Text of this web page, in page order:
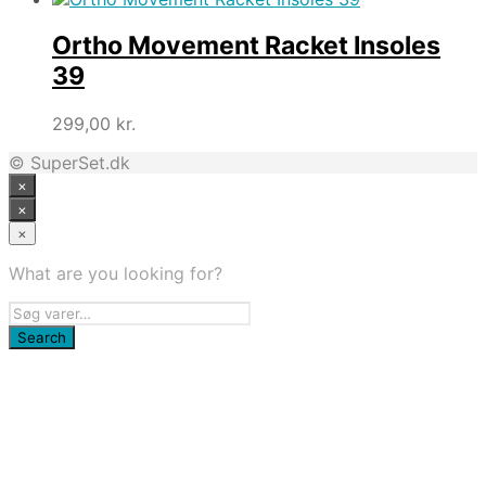
var:
299,00 kr..
er:
219,00 kr..
Ortho Movement Racket Insoles
39
299,00 kr.
© SuperSet.dk
×
×
×
What are you looking for?